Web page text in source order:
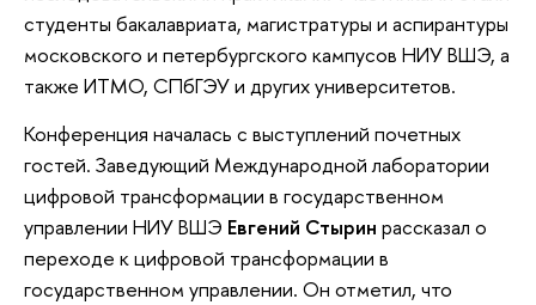
студенты бакалавриата, магистратуры и аспирантуры
московского и петербургского кампусов НИУ ВШЭ, а
также ИТМО, СПбГЭУ и других университетов.
Конференция началась с выступлений почетных
гостей. Заведующий Международной лаборатории
цифровой трансформации в государственном
управлении НИУ ВШЭ Евгений Стырин рассказал о
переходе к цифровой трансформации в
государственном управлении. Он отметил, что